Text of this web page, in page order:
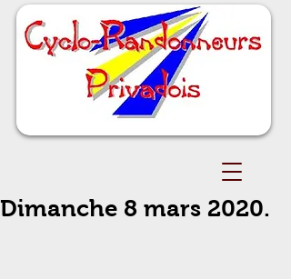
Dimanche 8 mars 2020.